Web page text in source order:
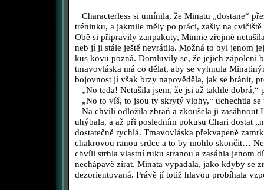
Characterless si umínila, že Minatu „dostane“
tréninku, a jakmile měly po práci, zašly na
Obě si připravily zanpakuty, Minnie zřejmě
neb jí ji stále ještě nevrátila. Možná to byl jenom
kus kovu pozná. Domluvily se, že jejich zápolení
tmavovláska má co dělat, aby se vyhnula
bojovnost jí však brzy napověděla, jak se bránit,
„No teda! Netušila jsem, že jsi až takhle
„No to víš, to jsou ty skrytý vlohy,“ uchechtla se
Na chvíli odložila zbraň a zkoušela ji zasáhnout
uhýbala, a až při posledním pokusu Chari dostat
dostatečně rychlá. Tmavovláska překvapeně
chakrovou ranou srdce a to by mohlo skončit…
chvíli strhla vlastní ruku stranou a zasáhla jenom
nechápavě zírat. Minata vypadala, jako kdyby se
dezorientovaná. Právě jí totiž hlavou probíhala